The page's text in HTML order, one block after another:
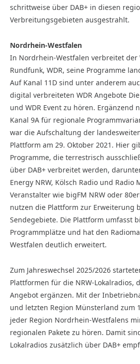
schrittweise über DAB+ in diesen
Verbreitungsgebieten ausgestrahlt.
Nordrhein-Westfalen
In Nordrhein-Westfalen verbreitet der
Rundfunk, WDR, seine Programme
Auf Kanal 11D sind unter anderem
digital verbreiteten WDR Angebote Die
und WDR Event zu hören. Ergänzend
Kanal 9A für regionale
war die Aufschaltung der
Plattform am 29. Oktober 2021. Hier
Programme, die terrestrisch
über DAB+ verbreitet werden,
Energy NRW, Kölsch Radio und Radio
Veranstalter wie bigFM NRW oder
nutzen die Plattform zur Erweiterung
Sendegebiete. Die Plattform umfasst
Programmplätze und hat den
Westfalen deutlich erweitert.
Zum Jahreswechsel 2025/2026
Plattformen für die NRW-Lokalradios,
Angebot ergänzen. Mit der
und letzten Region Münsterland zum
jeder Region Nordrhein-Westfalens
regionalen Pakete zu hören. Damit
Lokalradios zusätzlich über DAB+